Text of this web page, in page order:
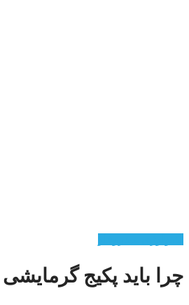
چرا باید پکیج